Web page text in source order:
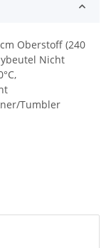
Oberstoff (240
Nicht
Tumbler